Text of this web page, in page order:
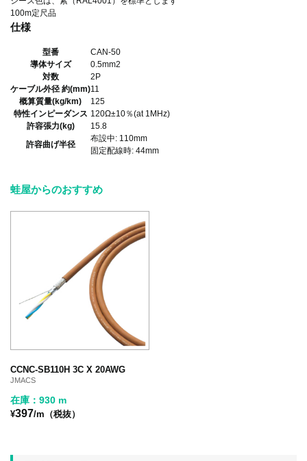
100m定尺品
仕様
型番
CAN-50
導体サイズ
0.5mm2
対数
2P
ケーブル外径 約(mm)11
概算質量(kg/km)
125
特性インピーダンス 120Ω±10％(at 1MHz)
許容張力(kg)
15.8
許容曲げ半径
布設中: 110mm
固定配線時: 44mm
蛙屋からのおすすめ
CCNC-SB110H 3C X 20AWG
JMACS
在庫：930 m
¥397/m（税抜）